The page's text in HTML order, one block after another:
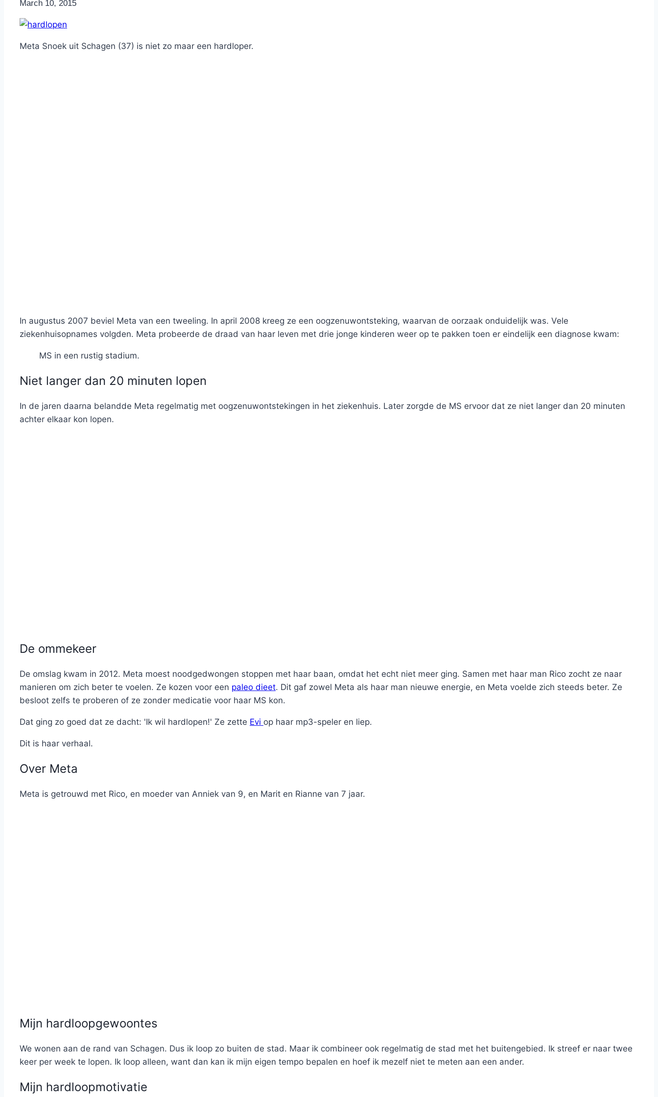
ByNicole
March 10, 2015
Meta Snoek uit Schagen (37) is niet zo maar een hardloper.
In augustus 2007 beviel Meta van een tweeling. In april 2008 kreeg ze een oogzenuwontsteking, waarvan de oorzaak onduidelijk was. Vele
ziekenhuisopnames volgden. Meta probeerde de draad van haar leven met drie jonge kinderen weer op te pakken toen er eindelijk een diagnose kwam:
MS in een rustig stadium.
Niet langer dan 20 minuten lopen
In de jaren daarna belandde Meta regelmatig met oogzenuwontstekingen in het ziekenhuis. Later zorgde de MS ervoor dat ze niet langer dan 20 minuten
achter elkaar kon lopen.
De ommekeer
De omslag kwam in 2012. Meta moest noodgedwongen stoppen met haar baan, omdat het echt niet meer ging. Samen met haar man Rico zocht ze naar
manieren om zich beter te voelen. Ze kozen voor een paleo dieet. Dit gaf zowel Meta als haar man nieuwe energie, en Meta voelde zich steeds beter. Ze
besloot zelfs te proberen of ze zonder medicatie voor haar MS kon.
Dat ging zo goed dat ze dacht: 'Ik wil hardlopen!' Ze zette Evi op haar mp3-speler en liep.
Dit is haar verhaal.
Over Meta
Meta is getrouwd met Rico, en moeder van Anniek van 9, en Marit en Rianne van 7 jaar.
Mijn hardloopgewoontes
We wonen aan de rand van Schagen. Dus ik loop zo buiten de stad. Maar ik combineer ook regelmatig de stad met het buitengebied. Ik streef er naar twee
keer per week te lopen. Ik loop alleen, want dan kan ik mijn eigen tempo bepalen en hoef ik mezelf niet te meten aan een ander.
Mijn hardloopmotivatie